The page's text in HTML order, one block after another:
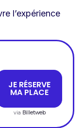
l’expérience
JE RÉSERVE
MA PLACE
via Billetweb